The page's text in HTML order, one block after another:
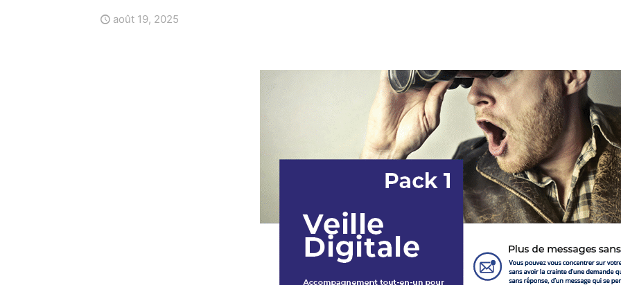
août 19, 2025